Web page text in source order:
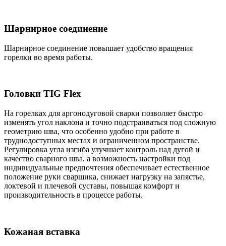
Шарнирное соединение
Шарнирное соединение повышает удобство вращения
горелки во время работы.
Головки TIG Flex
На горелках для аргонодуговой сварки позволяет быстро
изменять угол наклона и точно подстраиваться под сложную
геометрию шва, что особенно удобно при работе в
труднодоступных местах и ограниченном пространстве.
Регулировка угла изгиба улучшает контроль над дугой и
качество сварного шва, а возможность настройки под
индивидуальные предпочтения обеспечивает естественное
положение руки сварщика, снижает нагрузку на запястье,
локтевой и плечевой суставы, повышая комфорт и
производительность в процессе работы.
Кожаная вставка